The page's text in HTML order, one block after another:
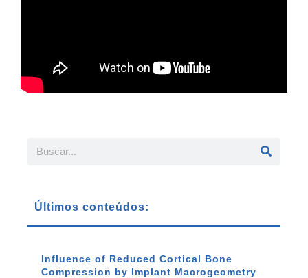
Últimos conteúdos:
Influence of Reduced Cortical Bone
Compression by Implant Macrogeometry